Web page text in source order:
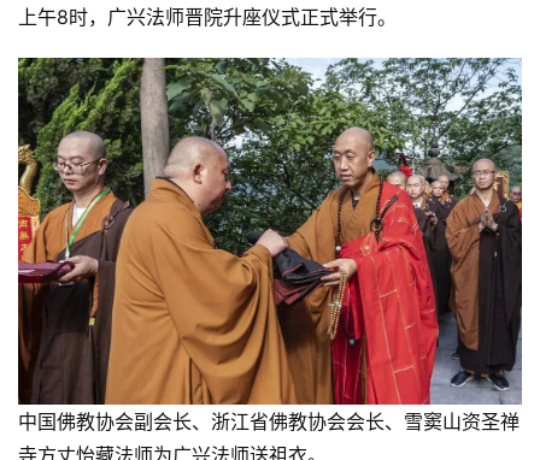
上午8时，广兴法师晋院升座仪式正式举行。
中国佛教协会副会长、浙江省佛教协会会长、雪窦山资圣禅
寺方丈怡藏法师为广兴法师送祖衣。